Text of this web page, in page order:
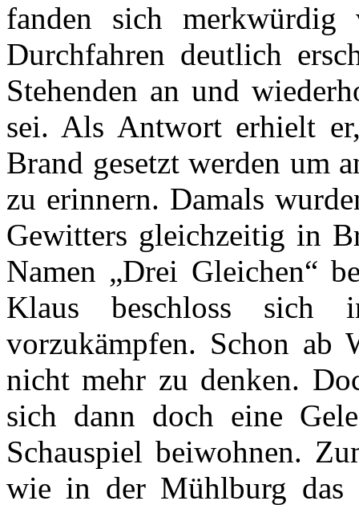
fanden sich
Durchfahren deutlich
Stehenden an und
sei. Als Antwort erhielt
Brand gesetzt werden um
zu erinnern. Damals
Gewitters gleichzeitig in
Namen „Drei Gleichen“
Klaus beschloss sich
vorzukämpfen. Schon ab
nicht mehr zu denken.
sich dann doch eine
Schauspiel beiwohnen.
wie in der Mühlburg das